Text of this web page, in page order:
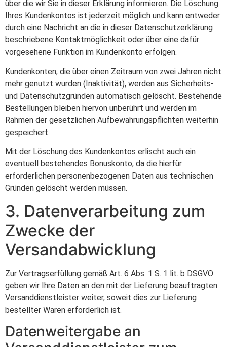
über die wir Sie in dieser Erklärung informieren. Die Löschung
Ihres Kundenkontos ist jederzeit möglich und kann entweder
durch eine Nachricht an die in dieser Datenschutzerklärung
beschriebene Kontaktmöglichkeit oder über eine dafür
vorgesehene Funktion im Kundenkonto erfolgen.
Kundenkonten, die über einen Zeitraum von zwei Jahren nicht
mehr genutzt wurden (Inaktivität), werden aus Sicherheits-
und Datenschutzgründen automatisch gelöscht. Bestehende
Bestellungen bleiben hiervon unberührt und werden im
Rahmen der gesetzlichen Aufbewahrungspflichten weiterhin
gespeichert.
Mit der Löschung des Kundenkontos erlischt auch ein
eventuell bestehendes Bonuskonto, da die hierfür
erforderlichen personenbezogenen Daten aus technischen
Gründen gelöscht werden müssen.
3. Datenverarbeitung zum
Zwecke der
Versandabwicklung
Zur Vertragserfüllung gemäß Art. 6 Abs. 1 S. 1 lit. b DSGVO
geben wir Ihre Daten an den mit der Lieferung beauftragten
Versanddienstleister weiter, soweit dies zur Lieferung
bestellter Waren erforderlich ist.
Datenweitergabe an